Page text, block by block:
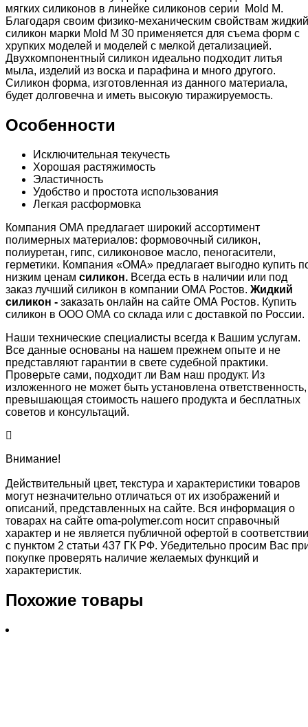
мягких силиконов в линейке силиконов серии Mold М.
Благодаря своим физико-механическим свойствам жидкий
силикон марки Mold М 30 применяется для съема форм с
хрупких моделей и моделей с мелкой детализацией.
Двухкомпонентный силикон идеально подходит литья
мыла, изделий из воска и парафина и много другого.
Силикон форма, изготовленная из данного материала,
будет долговечна и иметь высокую тиражируемость.
Особенности
Исключительная текучесть
Хорошая растяжимость
Эластичность
Удобство и простота использования
Легкая расформовка
Компания ОМА предлагает широкий ассортимент
полимерных материалов: формовочный силикон,
полиуретан, гипс, силиконовое масло, пеногасители,
герметики. Компания «ОМА» предлагает выгодно купить
низким ценам силикон. Всегда есть в наличии или под
заказ лучший силикон в компании ОМА Ростов. Жидкий
силикон - заказать онлайн на сайте ОМА Ростов. Купить
силикон в ООО ОМА со склада или с доставкой по России.
Наши технические специалисты всегда к Вашим услугам.
Все данные основаны на нашем прежнем опыте и не
представляют гарантии в свете судебной практики.
Проверьте сами, подходит ли Вам наш продукт. Из
изложенного не может быть установлена ответственность,
превышающая стоимость нашего продукта и бесплатных
советов и консультаций.
Внимание!
Действительный цвет, текстура и характеристики товаров
могут незначительно отличаться от их изображений и
описаний, представленных на сайте. Вся информация о
товарах на сайте oma-polymer.com носит справочный
характер и не является публичной офертой в соответствии
с пунктом 2 статьи 437 ГК РФ. Убедительно просим Вас
покупке проверять наличие желаемых функций и
характеристик.
Похожие товары